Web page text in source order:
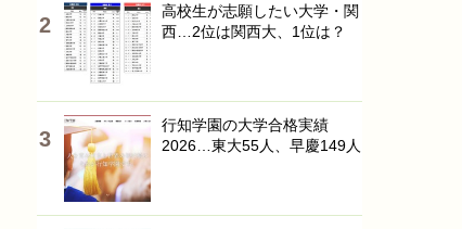
高校生が志願したい大学・関
西…2位は関西大、1位は？
行知学園の大学合格実績
2026…東大55人、早慶149人